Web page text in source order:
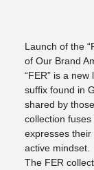
Launch of the
of Our Brand
“FER” is a
suffix found in
shared by
collection
expresses
active mindset.
The FER